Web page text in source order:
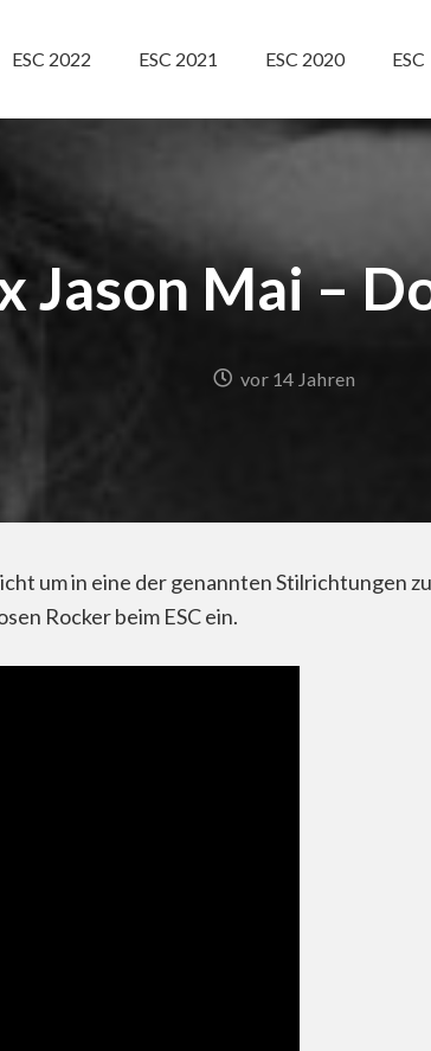
ESC 2022 ESC 2021 ESC 2020 ESC
Jason Mai –
vor 14 Jahren
um in eine der genannten Stilrichtungen
Rocker beim ESC ein.